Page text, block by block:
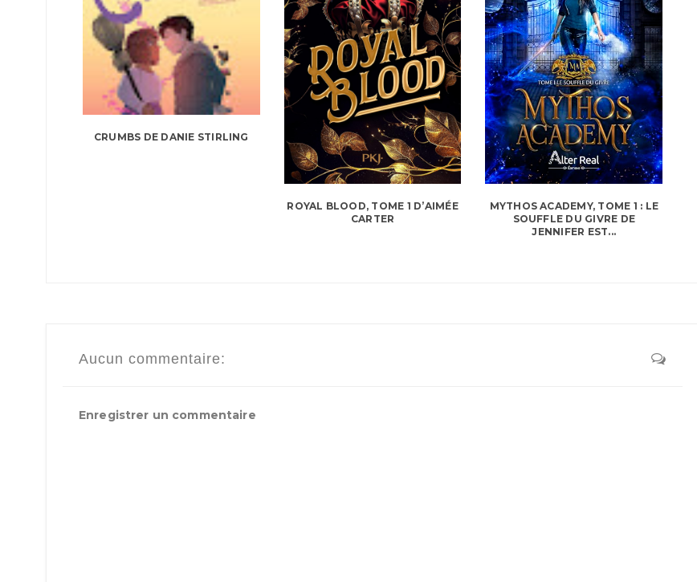
CRUMBS DE DANIE STIRLING
ROYAL BLOOD, TOME 1 D’AIMÉE
CARTER
MYTHOS ACADEMY, TOME 1 : LE
SOUFFLE DU GIVRE DE
JENNIFER EST...
Aucun commentaire:
Enregistrer un commentaire